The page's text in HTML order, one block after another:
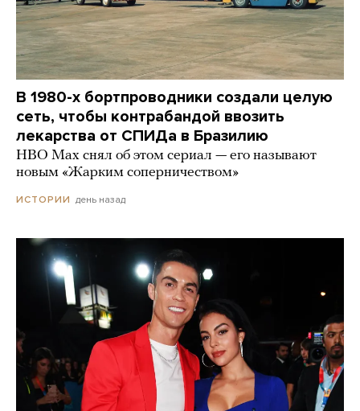
В 1980-х бортпроводники создали целую
сеть, чтобы контрабандой ввозить
лекарства от СПИДа в Бразилию
HBO Max снял об этом сериал — его называют
новым «Жарким соперничеством»
ИСТОРИИ день назад